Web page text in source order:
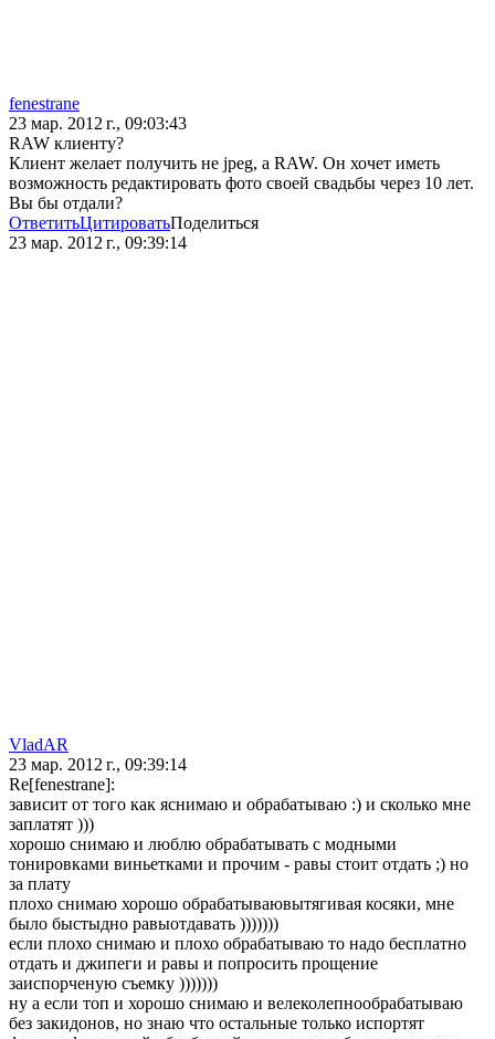
fenestrane
23 мар. 2012 г., 09:03:43
RAW клиенту?
Клиент желает получить не jpeg, а RAW. Он хочет иметь
возможность редактировать фото своей свадьбы через 10 лет.
Вы бы отдали?
ОтветитьЦитироватьПоделиться
23 мар. 2012 г., 09:39:14
VladAR
23 мар. 2012 г., 09:39:14
Re[fenestrane]:
зависит от того как яснимаю и обрабатываю :) и сколько мне
заплатят )))
хорошо снимаю и люблю обрабатывать с модными
тонировками виньетками и прочим - равы стоит отдать ;) но
за плату
плохо снимаю хорошо обрабатываювытягивая косяки, мне
было быстыдно равыотдавать )))))))
если плохо снимаю и плохо обрабатываю то надо бесплатно
отдать и джипеги и равы и попросить прощение
заиспорченую съемку )))))))
ну а если топ и хорошо снимаю и велеколепнообрабатываю
без закидонов, но знаю что остальные только испортят